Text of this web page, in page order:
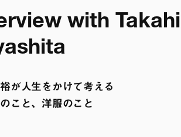
with
が人生をかけて考える
こと、洋服のこと